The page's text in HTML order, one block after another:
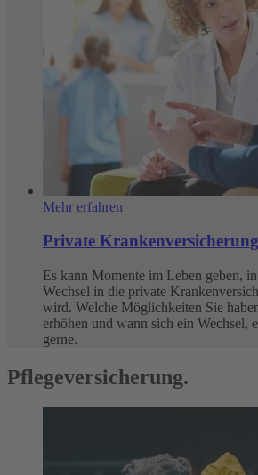
Mehr erfahren
Private Krankenversicherung
Es kann Momente im Leben geben,
Wechsel in die private
wird. Welche Möglichkeiten Sie
erhöhen und wann sich ein Wechsel,
gerne.
Pflegeversicherung.